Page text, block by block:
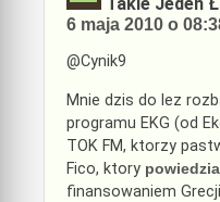
6 maja 2010 o
@Cynik9
Mnie dzis do lez
programu EKG (od
TOK FM, ktorzy
Fico, ktory
finansowaniem